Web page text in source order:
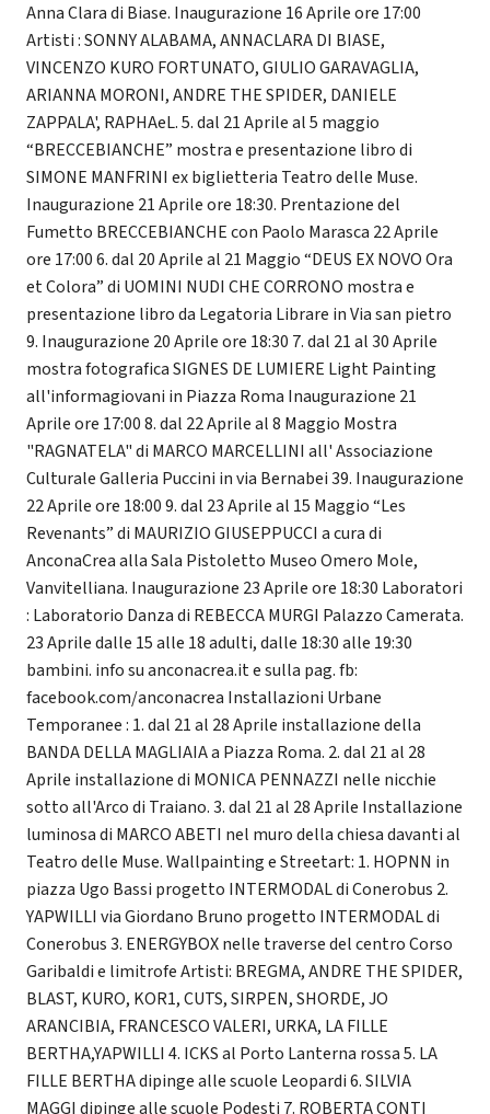
Anna Clara di Biase. Inaugurazione 16 Aprile ore 17:00
Artisti : SONNY ALABAMA, ANNACLARA DI BIASE,
VINCENZO KURO FORTUNATO, GIULIO GARAVAGLIA,
ARIANNA MORONI, ANDRE THE SPIDER, DANIELE
ZAPPALA', RAPHAeL. 5. dal 21 Aprile al 5 maggio
“BRECCEBIANCHE” mostra e presentazione libro di
SIMONE MANFRINI ex biglietteria Teatro delle Muse.
Inaugurazione 21 Aprile ore 18:30. Prentazione del
Fumetto BRECCEBIANCHE con Paolo Marasca 22 Aprile
ore 17:00 6. dal 20 Aprile al 21 Maggio “DEUS EX NOVO Ora
et Colora” di UOMINI NUDI CHE CORRONO mostra e
presentazione libro da Legatoria Librare in Via san pietro
9. Inaugurazione 20 Aprile ore 18:30 7. dal 21 al 30 Aprile
mostra fotografica SIGNES DE LUMIERE Light Painting
all'informagiovani in Piazza Roma Inaugurazione 21
Aprile ore 17:00 8. dal 22 Aprile al 8 Maggio Mostra
"RAGNATELA" di MARCO MARCELLINI all' Associazione
Culturale Galleria Puccini in via Bernabei 39. Inaugurazione
22 Aprile ore 18:00 9. dal 23 Aprile al 15 Maggio “Les
Revenants” di MAURIZIO GIUSEPPUCCI a cura di
AnconaCrea alla Sala Pistoletto Museo Omero Mole,
Vanvitelliana. Inaugurazione 23 Aprile ore 18:30 Laboratori
: Laboratorio Danza di REBECCA MURGI Palazzo Camerata.
23 Aprile dalle 15 alle 18 adulti, dalle 18:30 alle 19:30
bambini. info su anconacrea.it e sulla pag. fb:
facebook.com/anconacrea Installazioni Urbane
Temporanee : 1. dal 21 al 28 Aprile installazione della
BANDA DELLA MAGLIAIA a Piazza Roma. 2. dal 21 al 28
Aprile installazione di MONICA PENNAZZI nelle nicchie
sotto all'Arco di Traiano. 3. dal 21 al 28 Aprile Installazione
luminosa di MARCO ABETI nel muro della chiesa davanti al
Teatro delle Muse. Wallpainting e Streetart: 1. HOPNN in
piazza Ugo Bassi progetto INTERMODAL di Conerobus 2.
YAPWILLI via Giordano Bruno progetto INTERMODAL di
Conerobus 3. ENERGYBOX nelle traverse del centro Corso
Garibaldi e limitrofe Artisti: BREGMA, ANDRE THE SPIDER,
BLAST, KURO, KOR1, CUTS, SIRPEN, SHORDE, JO
ARANCIBIA, FRANCESCO VALERI, URKA, LA FILLE
BERTHA,YAPWILLI 4. ICKS al Porto Lanterna rossa 5. LA
FILLE BERTHA dipinge alle scuole Leopardi 6. SILVIA
MAGGI dipinge alle scuole Podesti 7. ROBERTA CONTI